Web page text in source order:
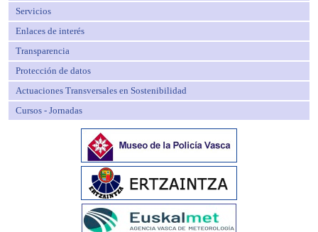
Servicios
Enlaces de interés
Transparencia
Protección de datos
Actuaciones Transversales en Sostenibilidad
Cursos - Jornadas